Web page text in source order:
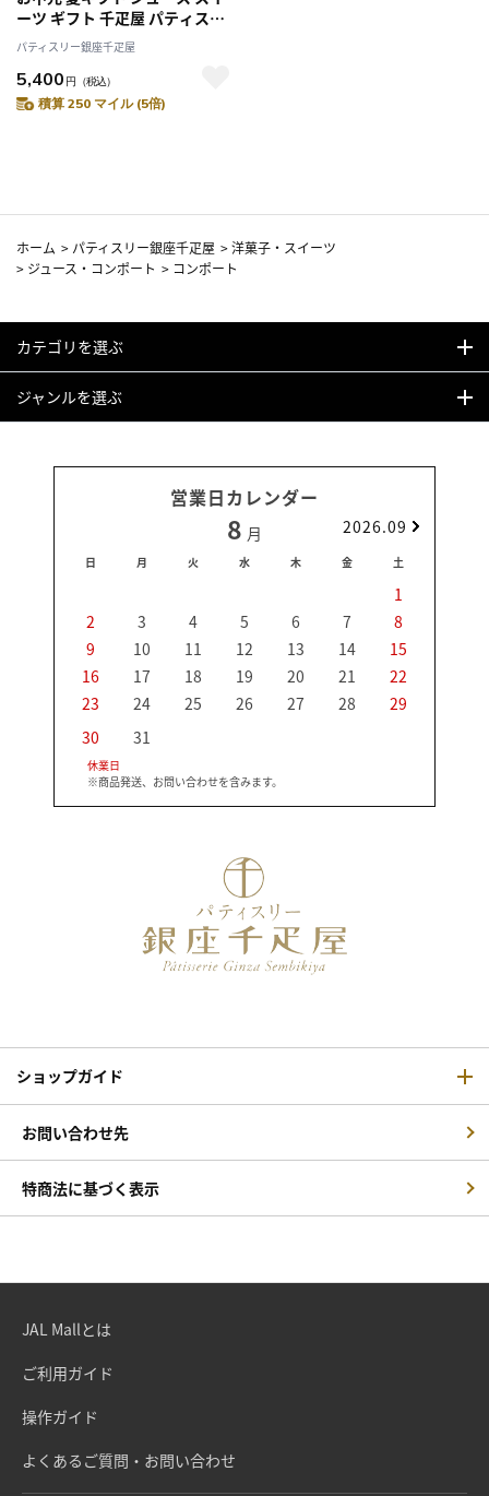
ーツ ギフト 千疋屋 パティスリ
ー銀座千疋屋 銀座フルーツコン
ポート5本
パティスリー銀座千疋屋
5,400 円 （税込）
積算 250 マイル (5倍)
ホーム > パティスリー銀座千疋屋 >洋菓子・スイーツ
> ジュース・コンポート > コンポート
カテゴリを選ぶ
ジャンルを選ぶ
営業日カレンダー
8 月 2026.09
日 月 火 水 木 金 土
1
2
3 4 5 6 7
8
9
10 11 12 13 14
15
16
17 18 19 20 21
22
23
24 25 26 27 28
29
30
31
休業日
※商品発送、お問い合わせを含みます。
ショップガイド
お問い合わせ先
特商法に基づく表示
JAL Mallとは
ご利用ガイド
操作ガイド
よくあるご質問・お問い合わせ